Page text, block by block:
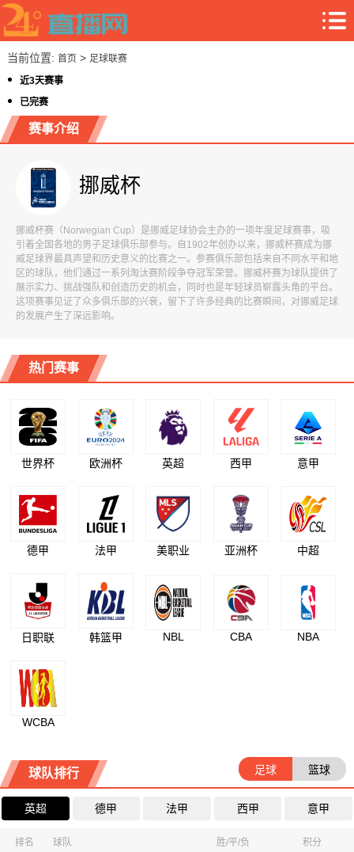
当前位置: 首页> 足球联赛
近3天赛事
已完赛
赛事介绍
挪威杯
挪威杯赛（Norwegian Cup）是挪威足球协会主办的一项年度足球赛事，吸
引着全国各地的男子足球俱乐部参与。自1902年创办以来，挪威杯赛成为挪
威足球界最具声望和历史意义的比赛之一。参赛俱乐部包括来自不同水平和地
区的球队，他们通过一系列淘汰赛阶段争夺冠军荣誉。挪威杯赛为球队提供了
展示实力、挑战强队和创造历史的机会，同时也是年轻球员崭露头角的平台。
这项赛事见证了众多俱乐部的兴衰，留下了许多经典的比赛瞬间，对挪威足球
的发展产生了深远影响。
热门赛事
世界杯 欧洲杯 英超 西甲 意甲
德甲 法甲 美职业 亚洲杯 中超
日职联 韩篮甲 NBL CBA NBA
WCBA
球队排行 足球 篮球
英超 德甲 法甲 西甲 意甲
排名 球队 胜/平/负 积分